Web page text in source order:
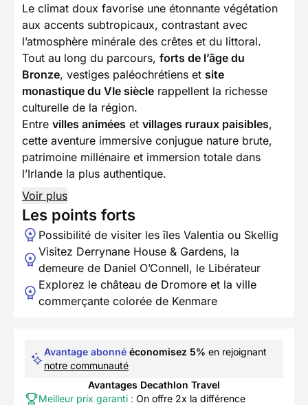
Le climat doux favorise une étonnante végétation
aux accents subtropicaux, contrastant avec
l’atmosphère minérale des crêtes et du littoral.
Tout au long du parcours, forts de l’âge du
Bronze, vestiges paléochrétiens et site
monastique du VIe siècle rappellent la richesse
culturelle de la région.
Entre villes animées et villages ruraux paisibles,
cette aventure immersive conjugue nature brute,
patrimoine millénaire et immersion totale dans
l’Irlande la plus authentique.
Voir plus
Les points forts
Possibilité de visiter les îles Valentia ou Skellig
Visitez Derrynane House & Gardens, la
demeure de Daniel O’Connell, le Libérateur
Explorez le château de Dromore et la ville
commerçante colorée de Kenmare
Avantage abonné économisez 5% en rejoignant
notre communauté
Avantages Decathlon Travel
Meilleur prix garanti : On offre 2x la différence